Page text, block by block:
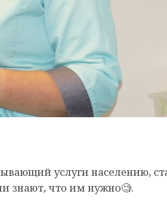
услуги населению,
знают, что им нужно🧐.